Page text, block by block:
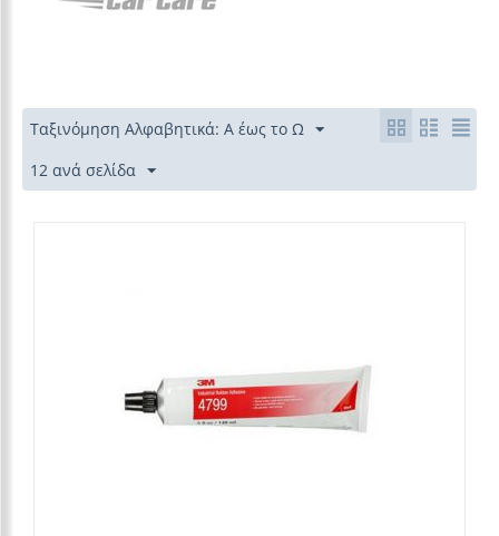
Ταξινόμηση Αλφαβητικά: Α έως το Ω
12 ανά σελίδα